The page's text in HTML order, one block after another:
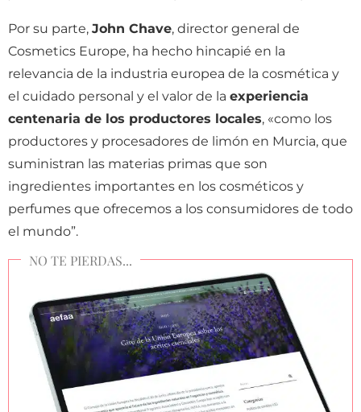
Por su parte, John Chave, director general de
Cosmetics Europe, ha hecho hincapié en la
relevancia de la industria europea de la cosmética y
el cuidado personal y el valor de la experiencia
centenaria de los productores locales, «como los
productores y procesadores de limón en Murcia, que
suministran las materias primas que son
ingredientes importantes en los cosméticos y
perfumes que ofrecemos a los consumidores de todo
el mundo”.